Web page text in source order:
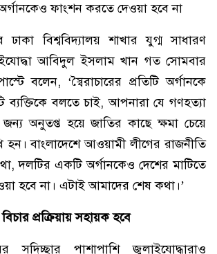
ফাংশন করতে দেওয়া হবে না
ঢাকা বিশ্ববিদ্যালয় শাখার যুগ্ম সাধারণ
আবিদুল ইসলাম খান গত সোমবার
বলেন, ‘স্বৈরাচারের প্রতিটি অর্গানকে
ব্যক্তিকে বলতে চাই, আপনারা যে গণহত্যা
জন্য অনুতপ্ত হয়ে জাতির কাছে ক্ষমা চেয়ে
হন। বাংলাদেশে আওয়ামী লীগের রাজনীতি
দলটির একটি অর্গানকেও দেশের মাটিতে
হবে না। এটাই আমাদের শেষ কথা।’
প্রক্রিয়ায় সহায়ক হবে
সদিচ্ছার পাশাপাশি জুলাইযোদ্ধারাও